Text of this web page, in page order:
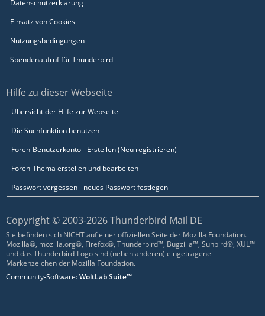
Datenschutzerklärung
Einsatz von Cookies
Nutzungsbedingungen
Spendenaufruf für Thunderbird
Hilfe zu dieser Webseite
Übersicht der Hilfe zur Webseite
Die Suchfunktion benutzen
Foren-Benutzerkonto - Erstellen (Neu registrieren)
Foren-Thema erstellen und bearbeiten
Passwort vergessen - neues Passwort festlegen
Copyright © 2003-2026 Thunderbird Mail DE
Sie befinden sich NICHT auf einer offiziellen Seite der Mozilla Foundation.
Mozilla®, mozilla.org®, Firefox®, Thunderbird™, Bugzilla™, Sunbird®, XUL™
und das Thunderbird-Logo sind (neben anderen) eingetragene
Markenzeichen der Mozilla Foundation.
Community-Software:WoltLab Suite™